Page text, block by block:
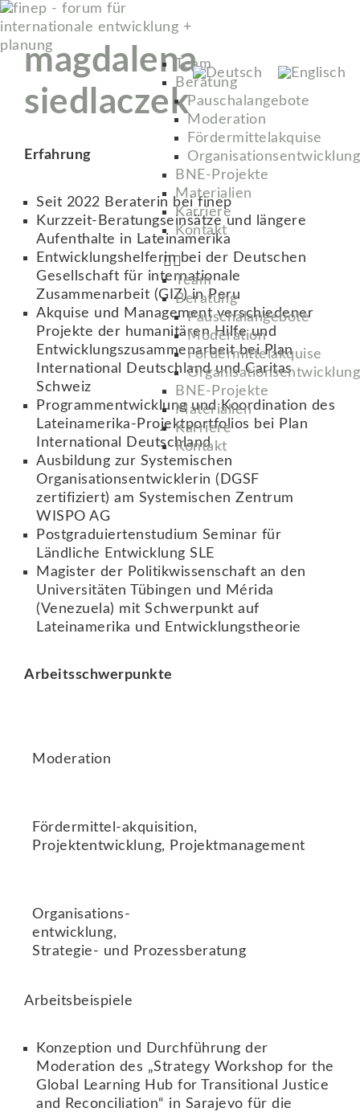
Team
Beratung
Pauschalangebote
Moderation
Fördermittelakquise
Organisationsentwicklung
BNE-Projekte
Materialien
Karriere
Kontakt
Team
Beratung
Pauschalangebote
Moderation
Fördermittelakquise
Organisationsentwicklung
BNE-Projekte
Materialien
Karriere
Kontakt
magdalena
siedlaczek
Erfahrung
Seit 2022 Beraterin bei finep
Kurzzeit-Beratungseinsätze und längere
Aufenthalte in Lateinamerika
Entwicklungshelferin bei der Deutschen
Gesellschaft für internationale
Zusammenarbeit (GIZ) in Peru
Akquise und Management verschiedener
Projekte der humanitären Hilfe und
Entwicklungszusammenarbeit bei Plan
International Deutschland und Caritas
Schweiz
Programmentwicklung und Koordination des
Lateinamerika-Projektportfolios bei Plan
International Deutschland
Ausbildung zur Systemischen
Organisationsentwicklerin (DGSF
zertifiziert) am Systemischen Zentrum
WISPO AG
Postgraduiertenstudium Seminar für
Ländliche Entwicklung SLE
Magister der Politikwissenschaft an den
Universitäten Tübingen und Mérida
(Venezuela) mit Schwerpunkt auf
Lateinamerika und Entwicklungstheorie
Arbeitsschwerpunkte
Moderation
Fördermittel-akquisition,
Projektentwicklung, Projektmanagement
Organisations-
entwicklung,
Strategie- und Prozessberatung
Arbeitsbeispiele
Konzeption und Durchführung der
Moderation des „Strategy Workshop for the
Global Learning Hub for Transitional Justice
and Reconciliation“ in Sarajevo für die